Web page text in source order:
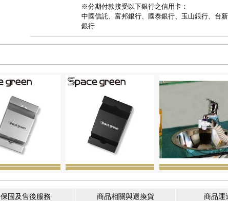
※分期付款接受以下銀行之信用卡：
中國信託、富邦銀行、國泰銀行、玉山銀行、台
銀行
保固及售後服務 商品相關與退換貨 商品運